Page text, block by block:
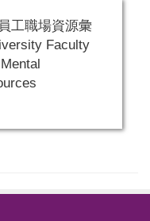
工職場資源彙
Faculty